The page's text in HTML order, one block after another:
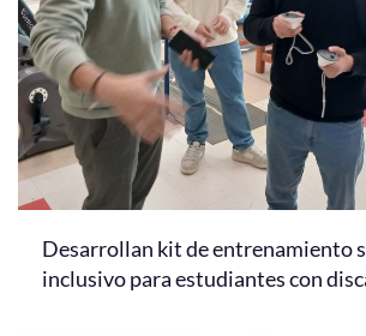
Desarrollan kit de entrenamiento
inclusivo para estudiantes con